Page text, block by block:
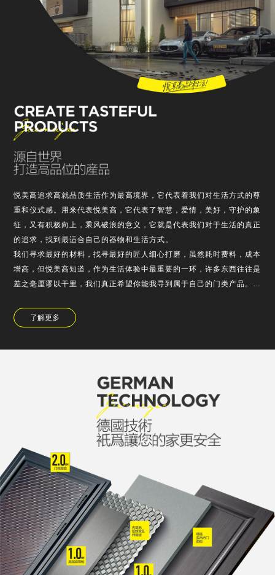
悦美高追求高就品质生活作为最高境界，它代表着我们对生活方式的尊
重和仪式感。用来代表悦美高，它代表了智慧，爱情，美好，守护的象
征，又有积极向上，乘风破浪的意义，它就是代表我们对于生活的真正
的追求，找到最适合自己的器物和生活方式。
我们寻求最好的材料，找寻最好的匠人细心打磨，虽然耗时费料，成本
增高，但悦美高知道，作为生活体验中最重要的一环，许多东西往往是
差之毫厘谬以干里，我们真正希望你能我寻到属于自己的门类产品。
弃外观，它是精老…
了解更多